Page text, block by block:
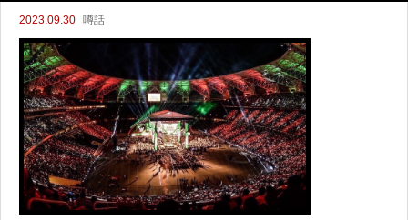
2023.09.30 噂話